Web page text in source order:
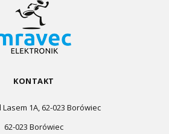
KONTAKT
Lasem 1A, 62-023 Borówiec
62-023 Borówiec